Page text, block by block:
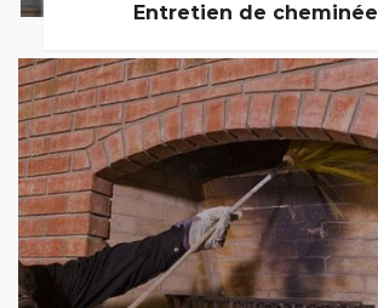
Entretien de